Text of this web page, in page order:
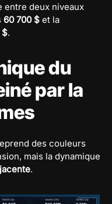
entre deux niveaux
60 700 $ et la
$.
du
par la
des couleurs
mais la dynamique
.